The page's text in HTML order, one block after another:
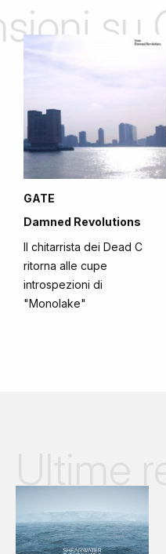
su
GATE
Damned Revolutions
Il chitarrista dei Dead C
ritorna alle cupe
introspezioni di
"Monolake"